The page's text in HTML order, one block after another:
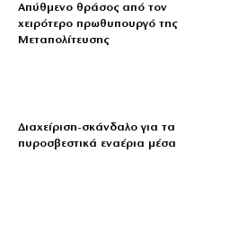
Απύθμενο θράσος από τον
χειρότερο πρωθυπουργό της
Μεταπολίτευσης
Διαχείριση-σκάνδαλο για τα
πυροσβεστικά εναέρια μέσα